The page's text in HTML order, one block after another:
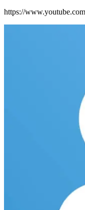
https://